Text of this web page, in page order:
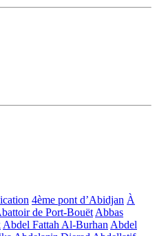
4ème pont d’Abidjan À
de Port-Bouët Abbas
Abdel Fattah Al-Burhan Abdel